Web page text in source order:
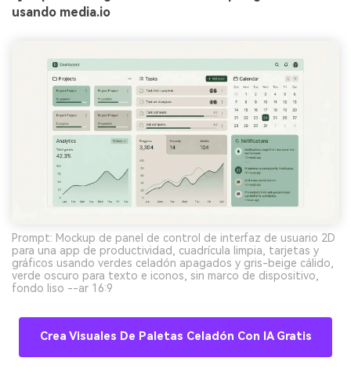
usando media.io
Prompt: Mockup de panel de control de interfaz de usuario 2D
para una app de productividad, cuadrícula limpia, tarjetas y
gráficos usando verdes celadón apagados y gris-beige cálido,
verde oscuro para texto e iconos, sin marco de dispositivo,
fondo liso --ar 16:9
Crea Visuales De Paletas Celadón Con IA Gratis